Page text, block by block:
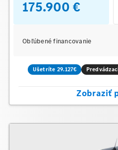
175.900 €
Obľúbené financovanie
Ušetríte 29.127€
Zobraziť